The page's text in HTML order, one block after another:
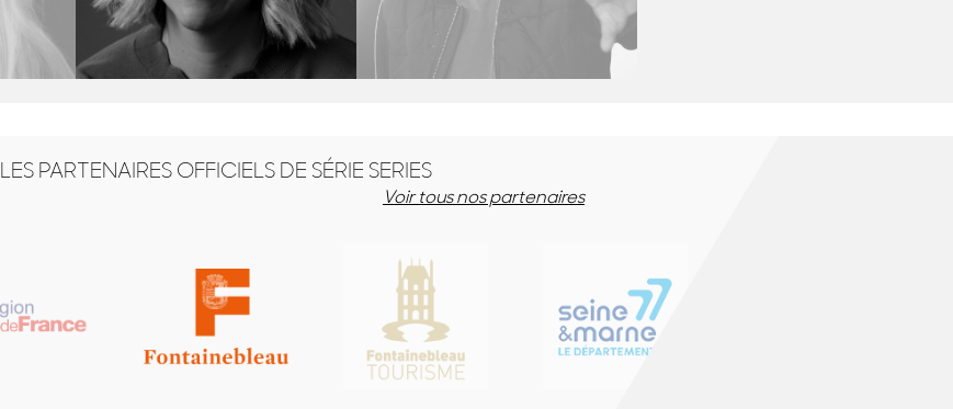
LES PARTENAIRES OFFICIELS DE SÉRIE SERIES
Voir tous nos partenaires